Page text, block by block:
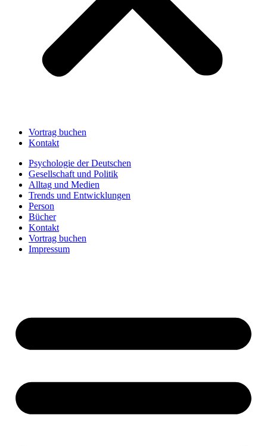
Vortrag buchen
Kontakt
Psychologie der Deutschen
Gesellschaft und Politik
Alltag und Medien
Trends und Entwicklungen
Person
Bücher
Kontakt
Vortrag buchen
Impressum